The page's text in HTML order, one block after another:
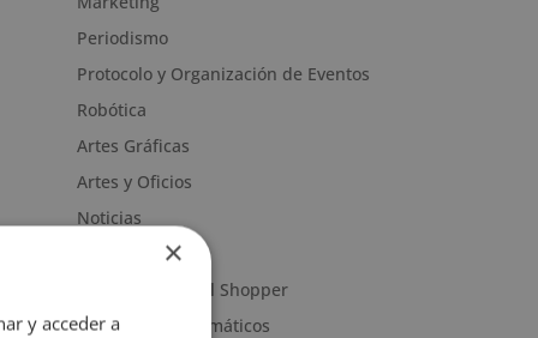
Periodismo
Protocolo y Organización de Eventos
Robótica
Artes Gráficas
Artes y Oficios
Noticias
Moda & Personal Shopper
Programas informáticos
×
y acceder a